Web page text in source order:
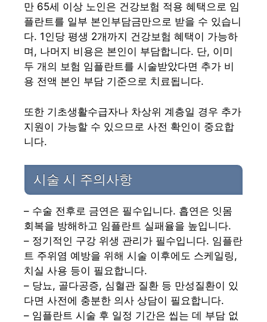
만 65세 이상 노인은 건강보험 적용 혜택으로 임
플란트를 일부 본인부담금만으로 받을 수 있습니
다. 1인당 평생 2개까지 건강보험 혜택이 가능하
며, 나머지 비용은 본인이 부담합니다. 단, 이미
두 개의 보험 임플란트를 시술받았다면 추가 비
용 전액 본인 부담 기준으로 치료됩니다.
또한 기초생활수급자나 차상위 계층일 경우 추가
지원이 가능할 수 있으므로 사전 확인이 중요합
니다.
시술 시 주의사항
– 수술 전후로 금연은 필수입니다. 흡연은 잇몸
회복을 방해하고 임플란트 실패율을 높입니다.
– 정기적인 구강 위생 관리가 필수입니다. 임플란
트 주위염 예방을 위해 시술 이후에도 스케일링,
치실 사용 등이 필요합니다.
– 당뇨, 골다공증, 심혈관 질환 등 만성질환이 있
다면 사전에 충분한 의사 상담이 필요합니다.
– 임플란트 시술 후 일정 기간은 씹는 데 부담 없